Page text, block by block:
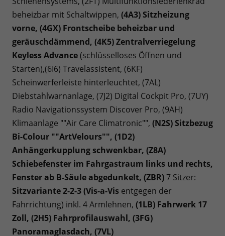
beheizbar mit Schaltwippen, (4A3) Sitzheizung
vorne, (4GX) Frontscheibe beheizbar und
geräuschdämmend, (4K5) Zentralverriegelung
Keyless Advance(schlüsselloses Öffnen und
Starten),(6I6) Travelassistent, (6KF)
Scheinwerferleiste hinterleuchtet, (7AL)
Diebstahlwarnanlage, (7J2) Digital Cockpit Pro, (7UY)
Radio Navigationssystem Discover Pro, (9AH)
Klimaanlage ""Air Care Climatronic"", (N2S) Sitzbezug
Bi-Colour ""ArtVelours"", (1D2)
Anhängerkupplung schwenkbar, (Z8A)
Schiebefenster im Fahrgastraum links und rechts,
Fenster ab B-Säule abgedunkelt, (ZBR)7 Sitzer:
Sitzvariante 2-2-3 (Vis-a-Vis entgegen der
Fahrrichtung) inkl. 4 Armlehnen, (1LB) Fahrwerk 17
Zoll, (2H5) Fahrprofilauswahl, (3FG)
Panoramaglasdach, (7VL)